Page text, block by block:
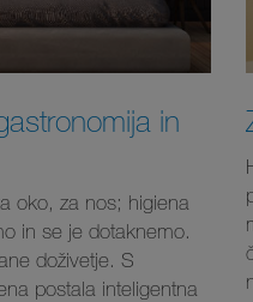
in
oko, za nos; higiena
in se je dotaknemo.
doživetje. S
postala inteligentna